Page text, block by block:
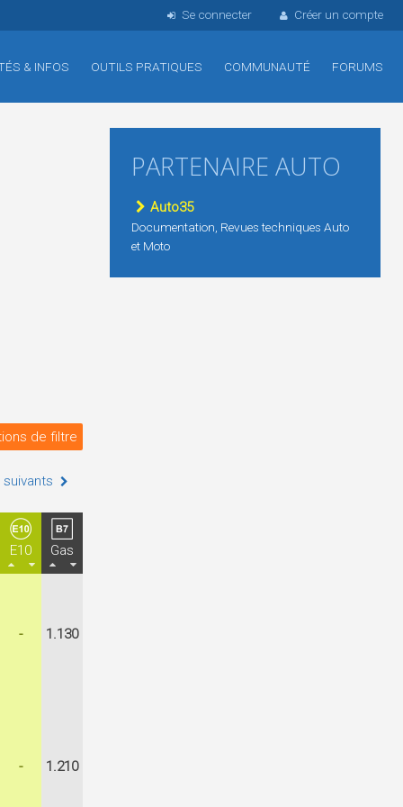
Se connecter Créer un compte
& INFOS OUTILS PRATIQUES COMMUNAUTÉ FORUMS
de filtre
suivants
E10
Gas
- 1.130
- 1.210
PARTENAIRE AUTO
Auto35
Documentation, Revues techniques Auto
et Moto